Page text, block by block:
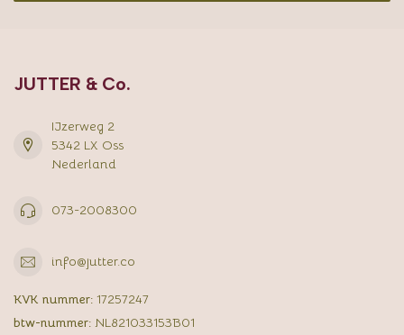
JUTTER & Co.
IJzerweg 2
5342 LX Oss
Nederland
073-2008300
info@jutter.co
KVK nummer: 17257247
btw-nummer: NL821033153B01